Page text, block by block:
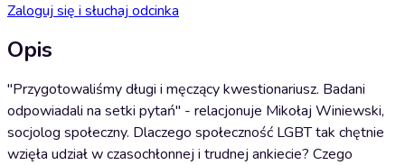
Zaloguj się i słuchaj odcinka
Opis
"Przygotowaliśmy długi i męczący kwestionariusz. Badani
odpowiadali na setki pytań" - relacjonuje Mikołaj Winiewski,
socjolog społeczny. Dlaczego społeczność LGBT tak chętnie
wzięła udział w czasochłonnej i trudnej ankiecie? Czego